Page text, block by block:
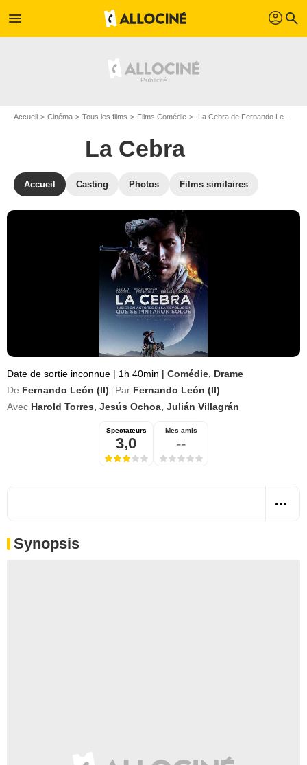
menu profil search
Accueil Cinéma Tous les films Films Comédie La Cebra de Fernando León (II)
La Cebra
Accueil Casting Photos Films similaires
Date de sortie inconnue | 1h 40min | Comédie Drame
De Fernando León (II) Par Fernando León (II)
Avec Harold Torres Jesús Ochoa Julián Villagrán
Spectateurs
3,0
Mes amis
--
Synopsis